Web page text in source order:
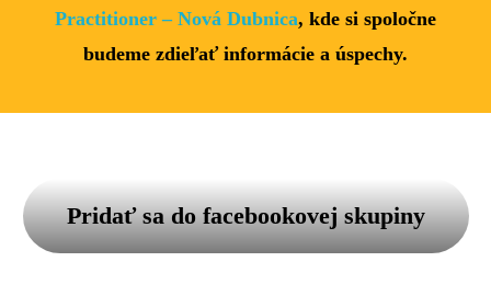
Practitioner – Nová Dubnica, kde si spoločne
budeme zdieľať informácie a úspechy.
Pridať sa do facebookovej skupiny